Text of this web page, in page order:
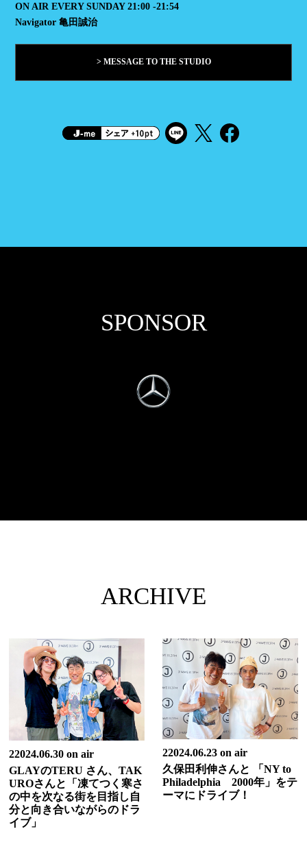
ON AIR EVERY SUNDAY 21:00 -21:54
Navigator 亀田誠治
> MESSAGE TO THE STUDIO
SPONSOR
ARCHIVE
22024.06.30 on air
GLAYのTERU さん、TAK
UROさんと「凍てつく寒さ
の中を次なる街を目指し自
分と向き合いながらのドラ
イブ」
22024.06.23 on air
久保田利伸さんと 「NY to
Philadelphia 2000年」をテ
ーマにドライブ！